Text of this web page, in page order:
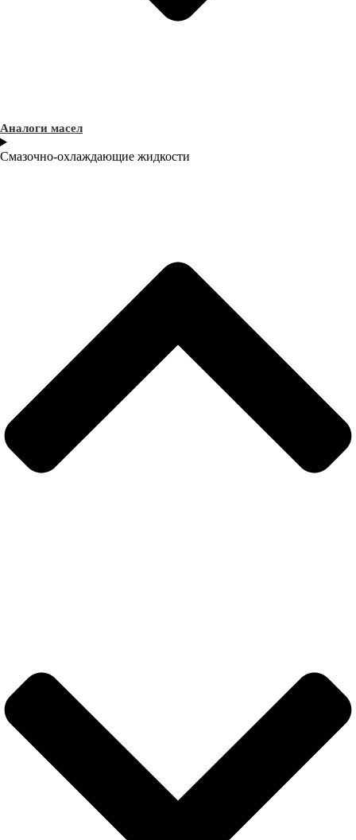
Аналоги масел
Смазочно-охлаждающие жидкости